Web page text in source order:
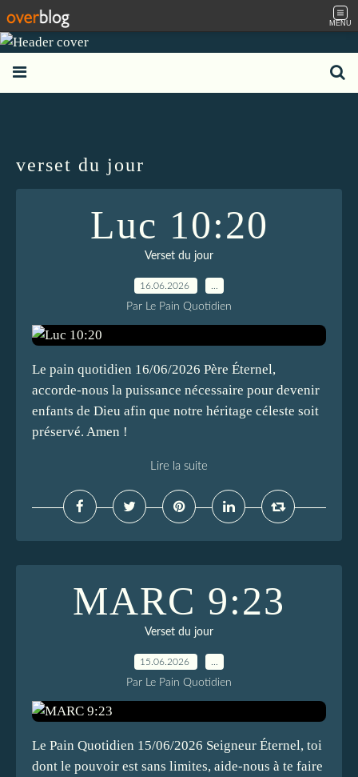
MENU
verset du jour
Luc 10:20
Verset du jour
16.06.2026
Par Le Pain Quotidien
Le pain quotidien 16/06/2026 Père Éternel,
accorde-nous la puissance nécessaire pour devenir
enfants de Dieu afin que notre héritage céleste soit
préservé. Amen !
Lire la suite
MARC 9:23
Verset du jour
15.06.2026
Par Le Pain Quotidien
Le Pain Quotidien 15/06/2026 Seigneur Éternel, toi
dont le pouvoir est sans limites, aide-nous à te faire